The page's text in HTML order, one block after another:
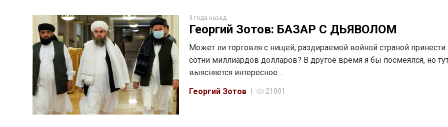
3 года назад
Георгий Зотов: БАЗАР С ДЬЯВОЛОМ
Может ли торговля с нищей, раздираемой войной страной принести
сотни миллиардов долларов? В другое время я бы посмеялся, но
выясняется интересное…
Георгий Зотов
21001